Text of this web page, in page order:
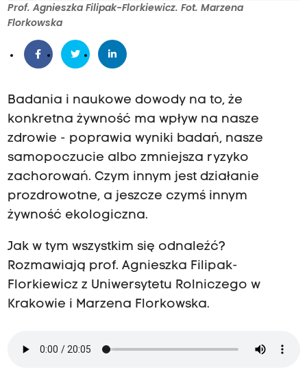
Prof. Agnieszka Filipak-Florkiewicz. Fot. Marzena
Florkowska
Badania i naukowe dowody na to, że
konkretna żywność ma wpływ na nasze
zdrowie - poprawia wyniki badań, nasze
samopoczucie albo zmniejsza ryzyko
zachorowań. Czym innym jest działanie
prozdrowotne, a jeszcze czymś innym
żywność ekologiczna.
Jak w tym wszystkim się odnaleźć?
Rozmawiają prof. Agnieszka Filipak-
Florkiewicz z Uniwersytetu Rolniczego w
Krakowie i Marzena Florkowska.